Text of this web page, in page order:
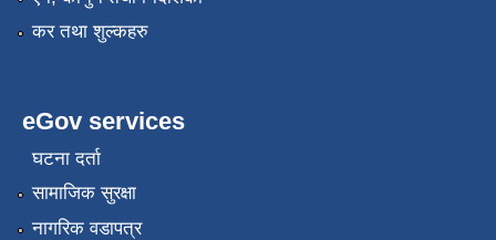
कर तथा शुल्कहरु
eGov services
घटना दर्ता
सामाजिक सुरक्षा
नागरिक वडापत्र